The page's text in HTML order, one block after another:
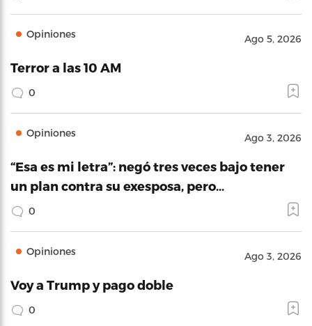
Opiniones Ago 5, 2026
Terror a las 10 AM
0
Opiniones Ago 3, 2026
“Esa es mi letra”: negó tres veces bajo tener
un plan contra su exesposa, pero…
0
Opiniones Ago 3, 2026
Voy a Trump y pago doble
0